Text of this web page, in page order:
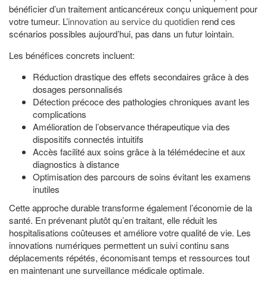
bénéficier d’un traitement anticancéreux conçu uniquement pour
votre tumeur. L’innovation au service du quotidien rend ces
scénarios possibles aujourd’hui, pas dans un futur lointain.
Les bénéfices concrets incluent:
Réduction drastique des effets secondaires grâce à des
dosages personnalisés
Détection précoce des pathologies chroniques avant les
complications
Amélioration de l’observance thérapeutique via des
dispositifs connectés intuitifs
Accès facilité aux soins grâce à la télémédecine et aux
diagnostics à distance
Optimisation des parcours de soins évitant les examens
inutiles
Cette approche durable transforme également l’économie de la
santé. En prévenant plutôt qu’en traitant, elle réduit les
hospitalisations coûteuses et améliore votre qualité de vie. Les
innovations numériques permettent un suivi continu sans
déplacements répétés, économisant temps et ressources tout
en maintenant une surveillance médicale optimale.